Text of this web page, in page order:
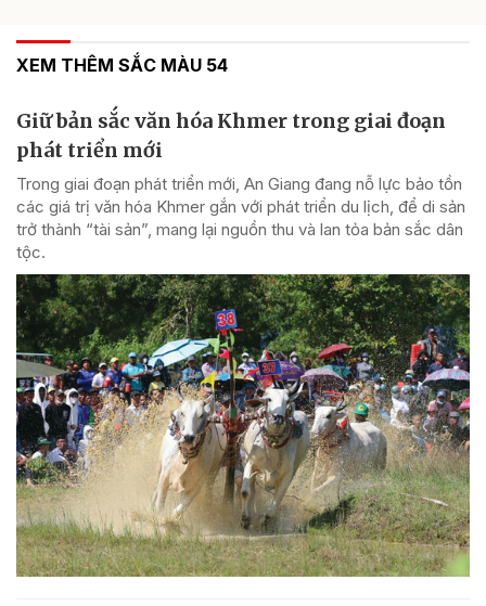
XEM THÊM SẮC MÀU 54
Giữ bản sắc văn hóa Khmer trong giai đoạn
phát triển mới
Trong giai đoạn phát triển mới, An Giang đang nỗ lực bảo tồn
các giá trị văn hóa Khmer gắn với phát triển du lịch, để di sản
trở thành “tài sản”, mang lại nguồn thu và lan tỏa bản sắc dân
tộc.